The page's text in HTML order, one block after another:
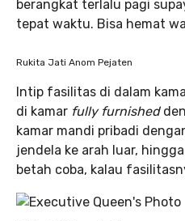
berangkat terlalu pagi
tepat waktu. Bisa hemat
Rukita Jati Anom Pejaten
Intip fasilitas di dalam
di kamar fully furnished
kamar mandi pribadi
jendela ke arah luar, hingga
betah coba, kalau